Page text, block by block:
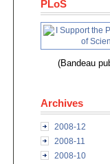
PLoS
(Bandeau
Archives
2008-12
2008-11
2008-10